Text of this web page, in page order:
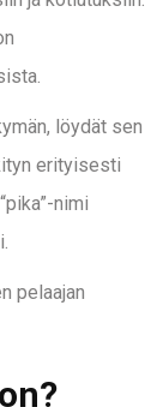
löydät sen
erityisesti
nimi